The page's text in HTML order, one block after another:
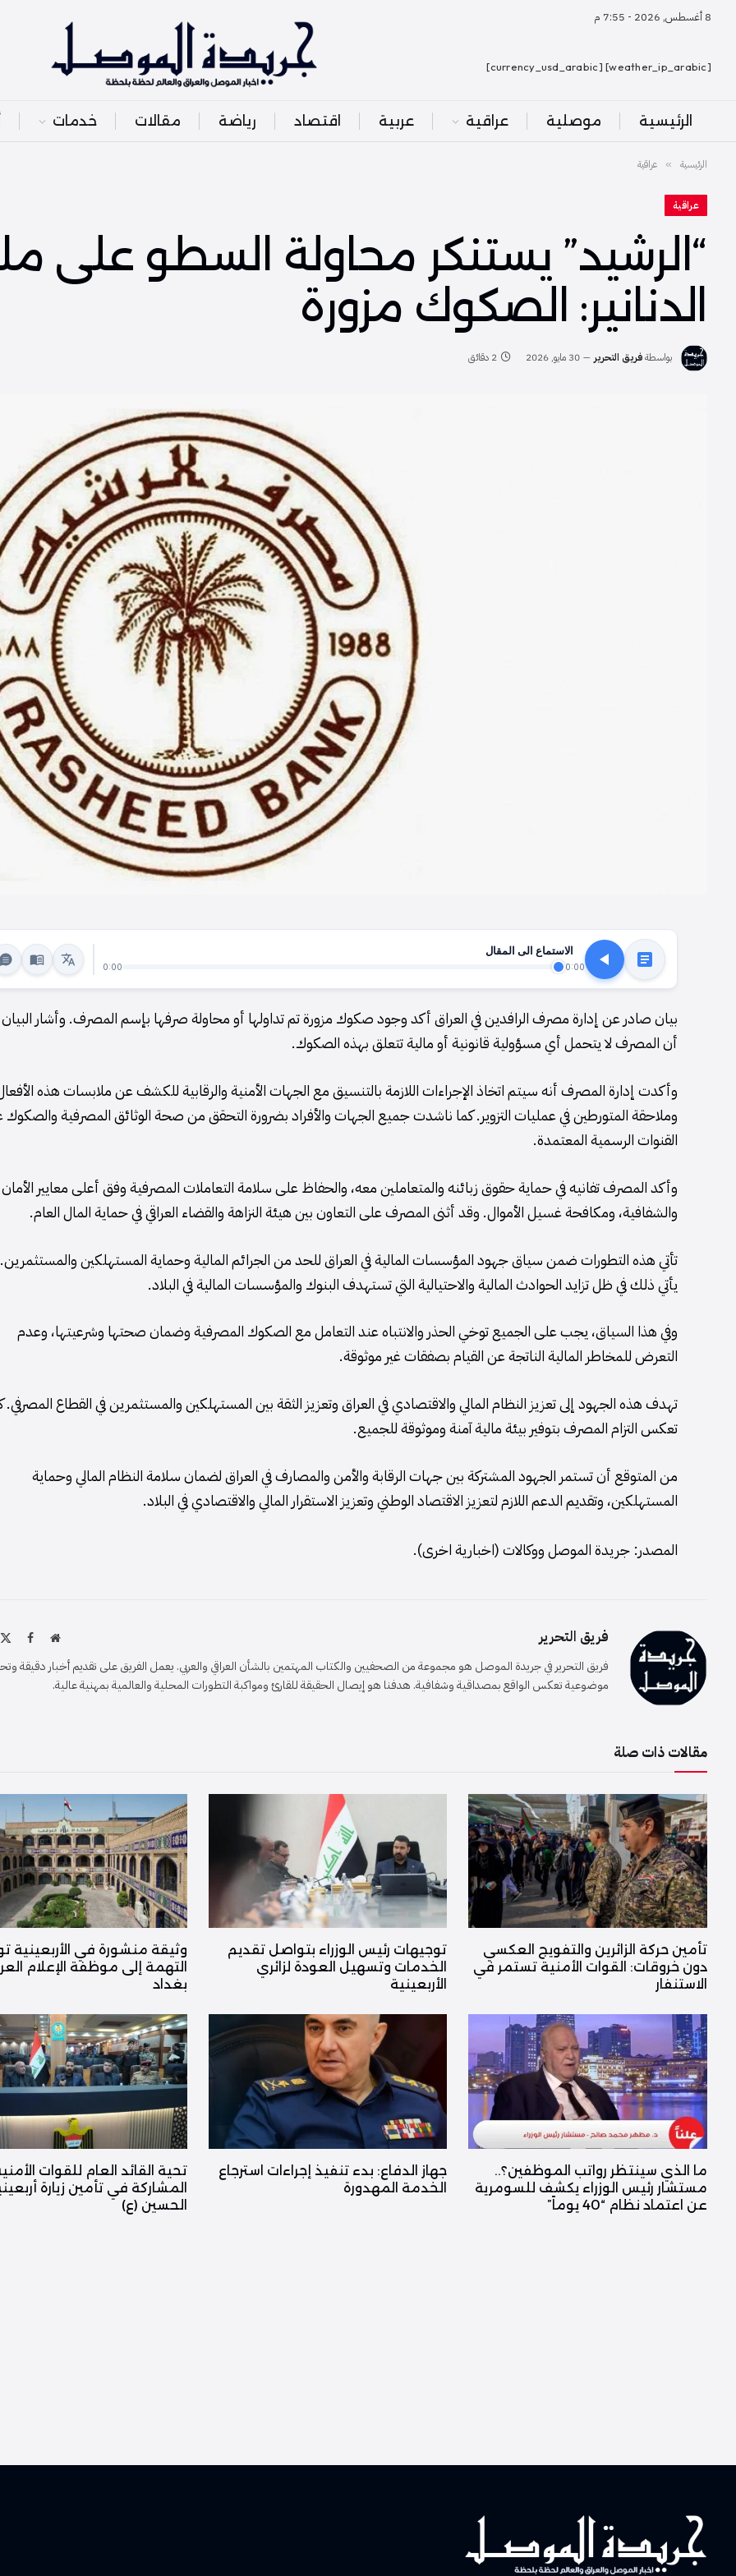
8 أغسطس, 2026 - 7:55 م
[weather_ip_arabic] [currency_usd_arabic]
الرئيسية موصلية عراقية عربية اقتصاد رياضة مقالات خدمات
الرئيسية » عراقية
عراقية
“الرشيد” يستنكر محاولة السطو على
الدنانير: الصكوك مزورة
بواسطةفريق التحرير 30 مايو, 2026 2 دقائق
الاستماع الى المقال
0:00
0:00
بيان صادر عن إدارة مصرف الرافدين في العراق أكد وجود صكوك مزورة تم تداولها أو محاولة صرفها بإسم المصرف. وأشار البيان
أن المصرف لا يتحمل أي مسؤولية قانونية أو مالية تتعلق بهذه الصكوك.
وأكدت إدارة المصرف أنه سيتم اتخاذ الإجراءات اللازمة بالتنسيق مع الجهات الأمنية والرقابية للكشف عن ملابسات هذه
وملاحقة المتورطين في عمليات التزوير. كما ناشدت جميع الجهات والأفراد بضرورة التحقق من صحة الوثائق المصرفية والصكوك
القنوات الرسمية المعتمدة.
وأكد المصرف تفانيه في حماية حقوق زبائنه والمتعاملين معه، والحفاظ على سلامة التعاملات المصرفية وفق أعلى معايير الأمان
والشفافية، ومكافحة غسيل الأموال. وقد أثنى المصرف على التعاون بين هيئة النزاهة والقضاء العراقي في حماية المال العام.
تأتي هذه التطورات ضمن سياق جهود المؤسسات المالية في العراق للحد من الجرائم المالية وحماية المستهلكين والمستثمرين.
يأتي ذلك في ظل تزايد الحوادث المالية والاحتيالية التي تستهدف البنوك والمؤسسات المالية في البلاد.
وفي هذا السياق، يجب على الجميع توخي الحذر والانتباه عند التعامل مع الصكوك المصرفية وضمان صحتها وشرعيتها، وعدم
التعرض للمخاطر المالية الناتجة عن القيام بصفقات غير موثوقة.
تهدف هذه الجهود إلى تعزيز النظام المالي والاقتصادي في العراق وتعزيز الثقة بين المستهلكين والمستثمرين في القطاع المصرفي.
تعكس التزام المصرف بتوفير بيئة مالية آمنة وموثوقة للجميع.
من المتوقع أن تستمر الجهود المشتركة بين جهات الرقابة والأمن والمصارف في العراق لضمان سلامة النظام المالي وحماية
المستهلكين، وتقديم الدعم اللازم لتعزيز الاقتصاد الوطني وتعزيز الاستقرار المالي والاقتصادي في البلاد.
المصدر: جريدة الموصل ووكالات (اخبارية اخرى).
فريق التحرير
موقع
فريق التحرير في جريدة الموصل هو مجموعة من الصحفيين والكتاب المهتمين بالشأن العراقي والعربي. يعمل الفريق على تقديم أخبار دقيقة
موضوعية تعكس الواقع بمصداقية وشفافية. هدفنا هو إيصال الحقيقة للقارئ ومواكبة التطورات المحلية والعالمية بمهنية عالية.
مقالات ذات صلة
تأمين حركة الزائرين والتفويج العكسي
دون خروقات: القوات الأمنية تستمر في
الاستنفار
توجيهات رئيس الوزراء بتواصل تقديم
الخدمات وتسهيل العودة لزائري
الأربعينية
وثيقة منشورة في الأربعينية
التهمة إلى موظفة الإعلام
بغداد
ما الذي سينتظر رواتب الموظفين؟..
مستشار رئيس الوزراء يكشف للسومرية
عن اعتماد نظام “40 يوماً”
جهاز الدفاع: بدء تنفيذ إجراءات استرجاع
الخدمة المهدورة
تحية القائد العام للقوات
المشاركة في تأمين زيارة
الحسين (ع)